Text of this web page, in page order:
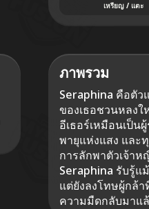
เหรียญ / แตะ
ภาพรวม
Seraphina คือตัว
ของเธอชวนหลงใ
อีเธอร์เหมือนเป็น
พายุแห่งแสง และ
การลักพาตัวเจ้า
Seraphina รับรู้แ
แต่ยังลงโทษผู้กล้
ความมืดกลับมาแ